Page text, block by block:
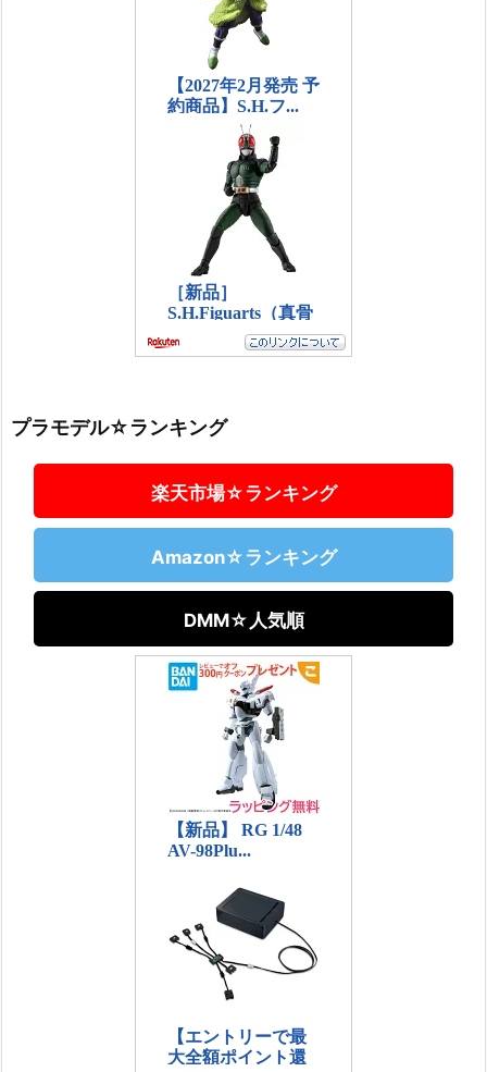
プラモデル☆ランキング
楽天市場☆ランキング
Amazon☆ランキング
DMM☆人気順